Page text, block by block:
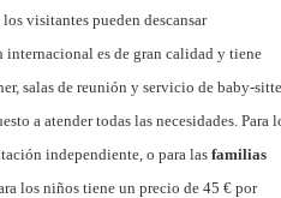
visitantes pueden descansar
internacional es de gran calidad y tiene
salas de reunión y servicio de baby-
a atender todas las necesidades. Para
independiente, o para las familias
los niños tiene un precio de 45 € por